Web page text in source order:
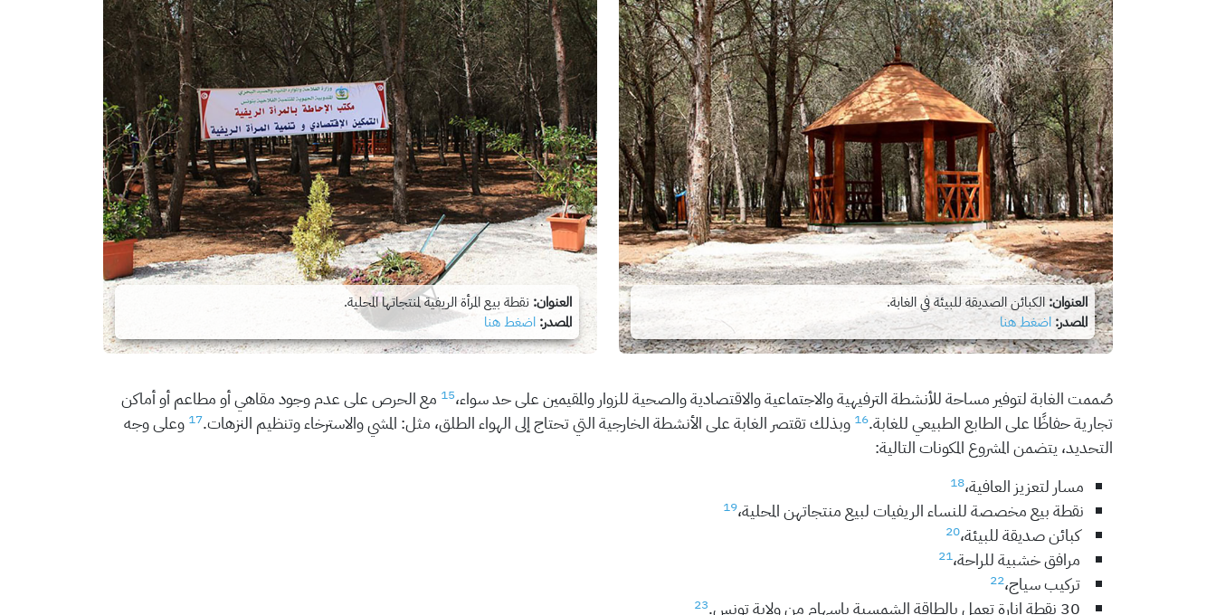
العنوان: الكبائن الصديقة للبيئة في الغابة.
المصدر: اضغط هنا
العنوان: نقطة بيع المرأة الريفية لمنتجاتها المحلية.
المصدر: اضغط هنا
صُممت الغابة لتوفير مساحة للأنشطة الترفيهية والاجتماعية والاقتصادية والصحية للزوار والمقيمين على حد سواء،15 مع الحرص على عدم وجود مقاهي أو مطاعم أو أماكن
تجارية حفاظًا على الطابع الطبيعي للغابة.16 وبذلك تقتصر الغابة على الأنشطة الخارجية التي تحتاج إلى الهواء الطلق، مثل: المشي والاسترخاء وتنظيم النزهات.17 وعلى وجه
التحديد، يتضمن المشروع المكونات التالية:
مسار لتعزيز العافية،18
نقطة بيع مخصصة للنساء الريفيات لبيع منتجاتهن المحلية،19
كبائن صديقة للبيئة،20
مرافق خشبية للراحة،21
تركيب سياج،22
23